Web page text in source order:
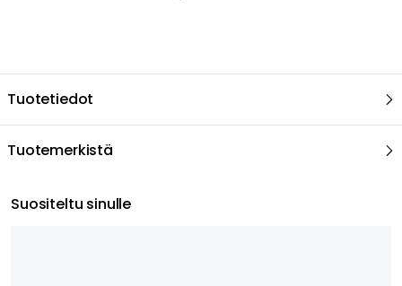
Tuotetiedot
Tuotemerkistä
Suositeltu sinulle